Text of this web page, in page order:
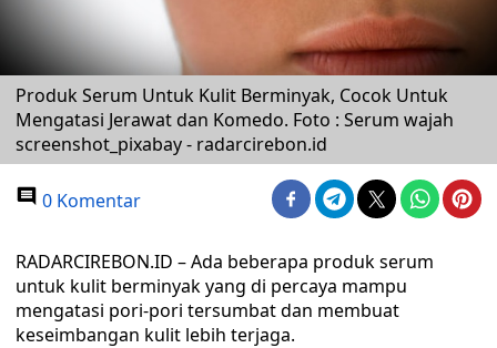
Produk Serum Untuk Kulit Berminyak, Cocok Untuk
Mengatasi Jerawat dan Komedo. Foto : Serum wajah
screenshot_pixabay - radarcirebon.id
0 Komentar
RADARCIREBON.ID – Ada beberapa produk serum
untuk kulit berminyak yang di percaya mampu
mengatasi pori-pori tersumbat dan membuat
keseimbangan kulit lebih terjaga.